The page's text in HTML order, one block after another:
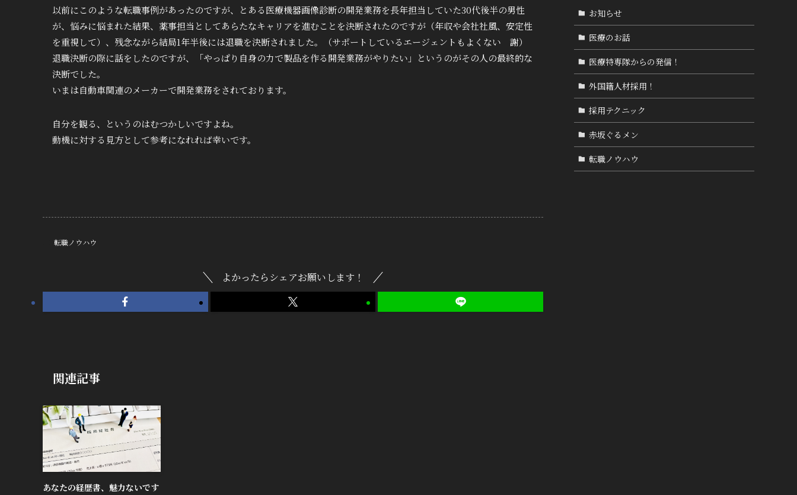
以前にこのような転職事例があったのですが、とある医療機器画像診断の開発業務を長年担当していた30代後半の男性
が、悩みに悩まれた結果、薬事担当としてあらたなキャリアを進むことを決断されたのですが（年収や会社社風、安定性
を重視して）、残念ながら結局1年半後には退職を決断されました。（サポートしているエージェントもよくない 謝）
退職決断の際に話をしたのですが、「やっぱり自身の力で製品を作る開発業務がやりたい」というのがその人の最終的な
決断でした。
いまは自動車関連のメーカーで開発業務をされております。
自分を観る、というのはむつかしいですよね。
動機に対する見方として参考になれれば幸いです。
転職ノウハウ
よかったらシェアお願いします！
関連記事
あなたの経歴書、魅力ないです
お知らせ
医療のお話
医療特専隊からの発信！
外国籍人材採用！
採用テクニック
赤坂ぐるメン
転職ノウハウ